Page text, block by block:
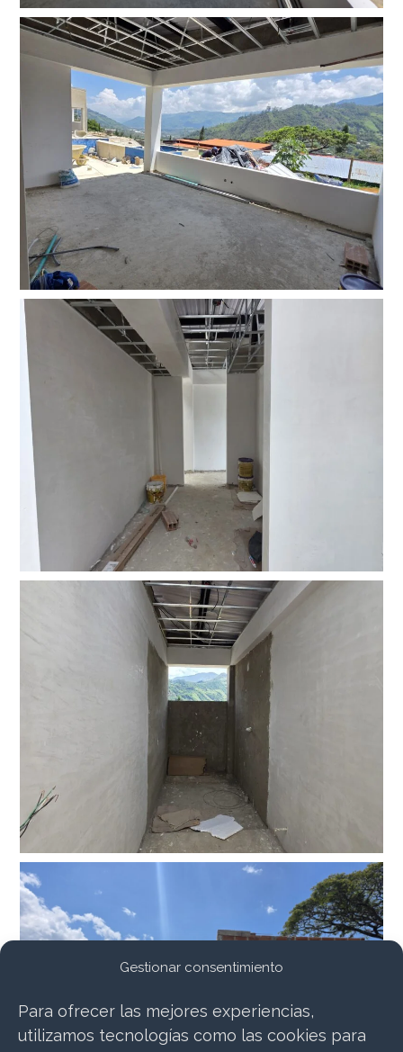
Gestionar consentimiento
Para ofrecer las mejores experiencias,
utilizamos tecnologías como las cookies para